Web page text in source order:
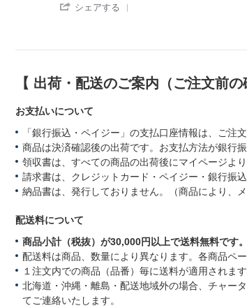
g
v
b
購
入
様
o
n
7
A
u
g
2
2
5
v
s
a
t
n
g
良
か
っ
た
で
す！
シェアする
r
R
e
w
b
y
入
者
7
A
g
2
【 出荷・配送のご案内（ご注文前の
お支払いについて
「銀行振込・ペイジー」の支払口座情報は、ご注
商品は決済確認後の出荷です。お支払方法が銀行
領収書は、すべての商品の出荷後にマイページよ
請求書は、クレジットカード・ペイジー・銀行振
納品書は、発行しておりません。（商品により、
配送料について
商品小計（税抜）が30,000円以上で送料無料です
配送料は商品、数量により異なります。各商品ペ
１注文内での商品（品番）毎に送料が適用されま
北海道・沖縄・離島・配送地域外の場合、チャー
てご連絡いたします。